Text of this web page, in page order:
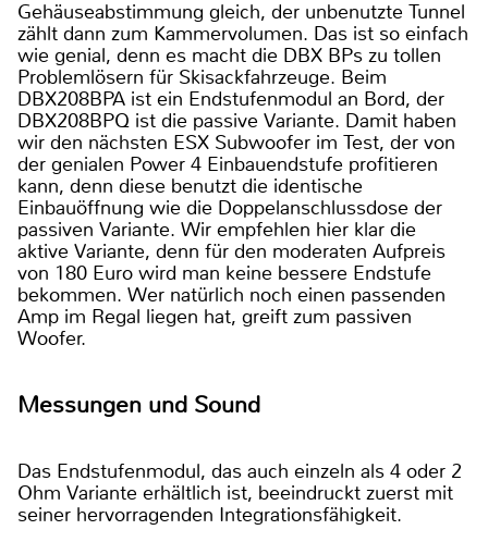
Gehäuseabstimmung gleich, der unbenutzte Tunnel
zählt dann zum Kammervolumen. Das ist so einfach
wie genial, denn es macht die DBX BPs zu tollen
Problemlösern für Skisackfahrzeuge. Beim
DBX208BPA ist ein Endstufenmodul an Bord, der
DBX208BPQ ist die passive Variante. Damit haben
wir den nächsten ESX Subwoofer im Test, der von
der genialen Power 4 Einbauendstufe profitieren
kann, denn diese benutzt die identische
Einbauöffnung wie die Doppelanschlussdose der
passiven Variante. Wir empfehlen hier klar die
aktive Variante, denn für den moderaten Aufpreis
von 180 Euro wird man keine bessere Endstufe
bekommen. Wer natürlich noch einen passenden
Amp im Regal liegen hat, greift zum passiven
Woofer.
Messungen und Sound
Das Endstufenmodul, das auch einzeln als 4 oder 2
Ohm Variante erhältlich ist, beeindruckt zuerst mit
seiner hervorragenden Integrationsfähigkeit.